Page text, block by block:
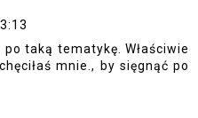
taką tematykę. Właściwie
mnie., by sięgnąć po